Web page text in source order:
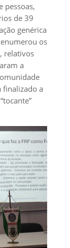
pessoas,
de 39
genérica
os
relativos
a
finalizado a